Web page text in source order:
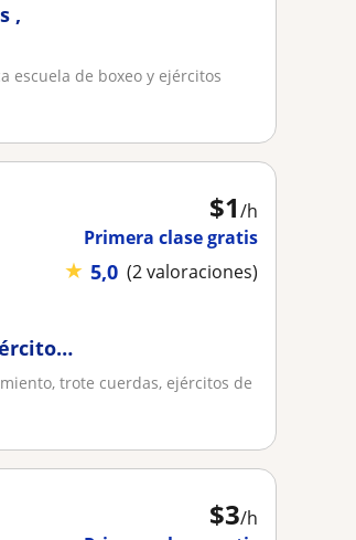
,
escuela de boxeo y ejércitos
$1/h
Primera clase gratis
★ 5,0 (2 valoraciones)
trote cuerdas, ejércitos de
$3/h